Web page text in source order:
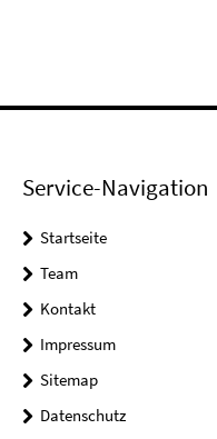
Service-Navigation
Startseite
Team
Kontakt
Impressum
Sitemap
Datenschutz